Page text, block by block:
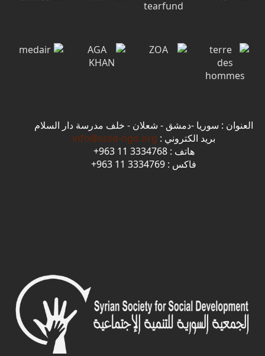
العنوان : سوريا -دمشق - شعلان - خلف مدرسة دار السلام
بريد الكتروني : info@sssd-ngo.org
هاتف : 3334768 11 963+
فاكس : 3334769 11 963+